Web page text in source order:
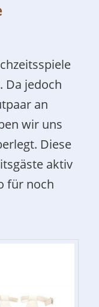
Da jedoch
an
wir uns
Diese
aktiv
für noch